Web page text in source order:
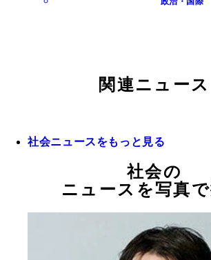
関連ニュース
社会ニュースをもっと見る
社会の
ニュースを写真